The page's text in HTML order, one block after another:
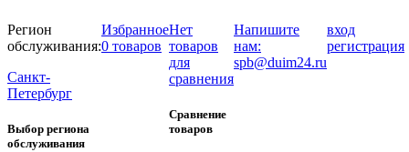
Регион
обслуживания:
Санкт-
Петербург
Выбор региона
обслуживания
Избранное
0 товаров
Нет
товаров
для
сравнения
Сравнение
товаров
Напишите
нам:
spb@duim24.ru
вход
регистрация